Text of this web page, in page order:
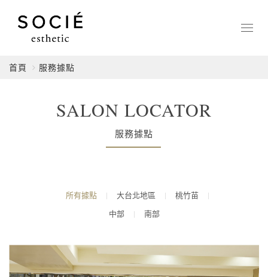
首頁 服務據點
SALON LOCATOR
服務據點
所有據點 大台北地區 桃竹苗
中部 南部